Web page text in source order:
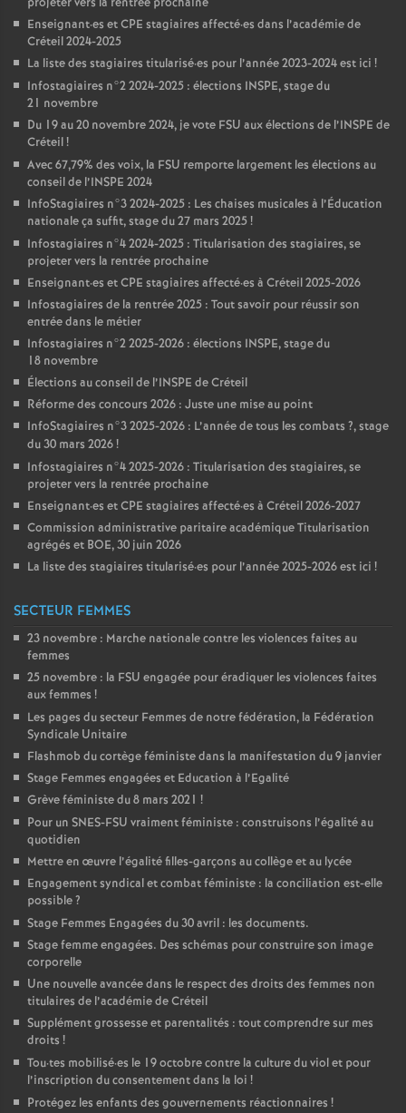
Enseignant·es etCPE stagiaires affecté·es dans l’académie de
Créteil 2024-2025
La liste des stagiaires titularisé·es pour l’année 2023-2024 est ici !
Infostagiaires n°2 2024-2025 : élections INSPE, stage du
21 novembre
Du 19 au 20 novembre 2024, je vote FSU aux élections de l’INSPE de
Créteil!
Avec 67,79% des voix, la FSU remporte largement les élections au
conseil de l’INSPE 2024
InfoStagiaires n°3 2024-2025 : Les chaises musicales à l’Éducation
nationale ça suffit, stage du 27 mars 2025!
Infostagiaires n°4 2024-2025 : Titularisation des stagiaires, se
projeter vers la rentrée prochaine
Enseignant·es etCPE stagiaires affecté·es à Créteil 2025-2026
Infostagiaires de la rentrée 2025 : Tout savoir pour réussir son
entrée dans le métier
Infostagiaires n°2 2025-2026 : élections INSPE, stage du
18 novembre
Élections au conseil de l’INSPE de Créteil
Réforme des concours 2026 : Juste une mise au point
InfoStagiaires n°3 2025-2026 : L’année de tous les combats ?, stage
du 30 mars 2026!
Infostagiaires n°4 2025-2026 : Titularisation des stagiaires, se
projeter vers la rentrée prochaine
Enseignant·es etCPE stagiaires affecté·es à Créteil 2026-2027
Commission administrative paritaire académique Titularisation
agrégés et BOE, 30 juin 2026
La liste des stagiaires titularisé·es pour l’année 2025-2026 est ici !
SECTEUR FEMMES
23 novembre : Marche nationale contre les violences faites au
femmes
25 novembre : la FSU engagée pour éradiquer les violences faites
aux femmes !
Les pages du secteur Femmes de notre fédération, la Fédération
Syndicale Unitaire
Flashmob du cortège féministe dans la manifestation du 9 janvier
Stage Femmes engagées et Education à l’Egalité
Grève féministe du 8 mars 2021 !
Pour un SNES-FSU vraiment féministe : construisons l’égalité au
quotidien
Mettre en œuvre l’égalité filles-garçons au collège et au lycée
Engagement syndical et combat féministe : la conciliation est-elle
possible?
Stage Femmes Engagées du 30 avril : les documents.
Stage femme engagées. Des schémas pour construire son image
corporelle
Une nouvelle avancée dans le respect des droits des femmes non
titulaires de l’académie de Créteil
Supplément grossesse et parentalités : tout comprendre sur mes
droits !
Tou·tes mobilisé·es le 19 octobre contre la culture du viol et pour
l’inscription du consentement dans la loi !
Protégez les enfants des gouvernements réactionnaires !